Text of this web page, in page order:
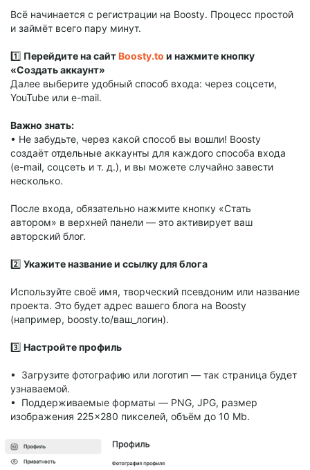
Всё начинается с регистрации на Boosty. Процесс простой
и займёт всего пару минут.
1️⃣ Перейдите на сайтBoosty.to и нажмите кнопку
«Создать аккаунт»
Далее выберите удобный способ входа: через соцсети,
YouTube или e-mail.
Важно знать:
• Не забудьте, через какой способ вы вошли! Boosty
создаёт отдельные аккаунты для каждого способа входа
(e-mail, соцсеть и т. д.), и вы можете случайно завести
несколько.
После входа, обязательно нажмите кнопку «Стать
автором» в верхней панели — это активирует ваш
авторский блог.
2️⃣ Укажите название и ссылку для блога
Используйте своё имя, творческий псевдоним или название
проекта. Это будет адрес вашего блога на Boosty
(например, boosty.to/ваш_логин).
3️⃣ Настройте профиль
• Загрузите фотографию или логотип — так страница будет
узнаваемой.
• Поддерживаемые форматы — PNG, JPG, размер
изображения 225×280 пикселей, объём до 10 Mb.